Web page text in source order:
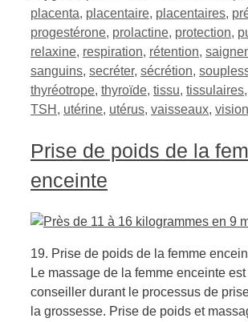
placenta, placentaire, placentaires,
progestérone, prolactine, protection,
relaxine, respiration, rétention,
sanguins, secréter, sécrétion,
thyréotrope, thyroïde, tissu, tissulaires,
TSH , utérine, utérus, vaisseaux, vision
Prise de poids de la
enceinte
19. Prise de poids de la femme
Le massage de la femme enceinte
conseiller durant le processus de
la grossesse. Prise de poids et